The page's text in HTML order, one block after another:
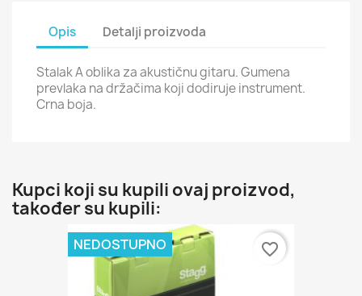
Opis Detalji proizvoda
Stalak A oblika za akustičnu gitaru. Gumena
prevlaka na držačima koji dodiruje instrument.
Crna boja.
Kupci koji su kupili ovaj proizvod,
također su kupili:
NEDOSTUPNO favorite_border